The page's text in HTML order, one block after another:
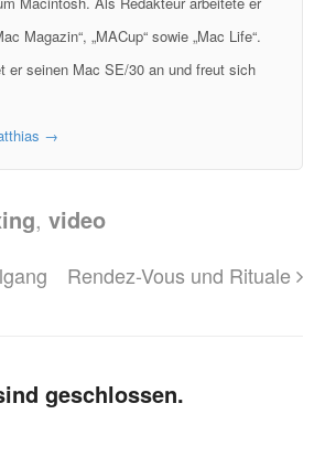
Magazin“, „MACup“ sowie „Mac Life“.
er seinen Mac SE/30 an und freut sich
→
, video
Rendez-Vous und Rituale
geschlossen.